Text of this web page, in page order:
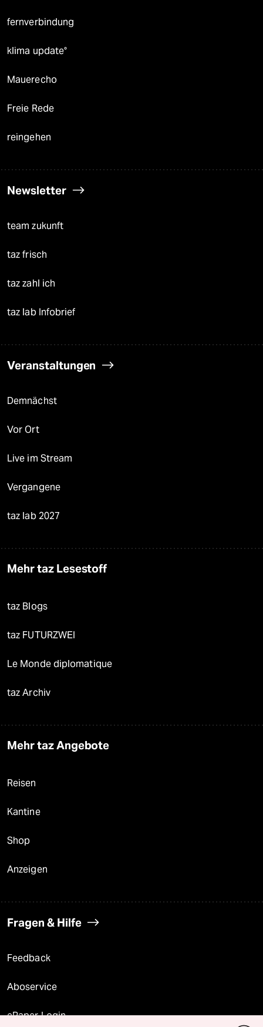
fernverbindung
klima update°
Mauerecho
Freie Rede
reingehen
Newsletter
team zukunft
taz frisch
taz zahl ich
taz lab Infobrief
Veranstaltungen
Demnächst
Vor Ort
Live im Stream
Vergangene
taz lab 2027
Mehr taz Lesestoff
taz Blogs
taz FUTURZWEI
Le Monde diplomatique
taz Archiv
Mehr taz Angebote
Reisen
Kantine
Shop
Anzeigen
Fragen & Hilfe
Feedback
Aboservice
ePaper Login